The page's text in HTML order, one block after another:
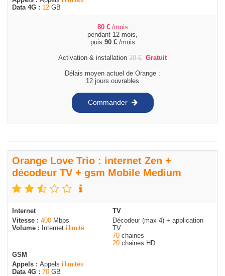
Data 4G : 12 GB
80 € /mois
pendant 12 mois,
puis 90 €/mois
Activation & installation 39€ Gratuit
Délais moyen actuel de Orange :
12 jours ouvrables
Commander
Orange Love Trio : internet Zen +
décodeur TV + gsm Mobile Medium
Internet
Vitesse : 400 Mbps
Volume : Internet illimité
TV
Décodeur (max 4) + application
TV
70 chaines
20 chaines HD
GSM
Appels : Appels illimités
Data 4G : 70 GB